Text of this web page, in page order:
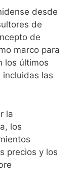
desde
de
de
marco para
los últimos
incluidas las
la
los
precios y los